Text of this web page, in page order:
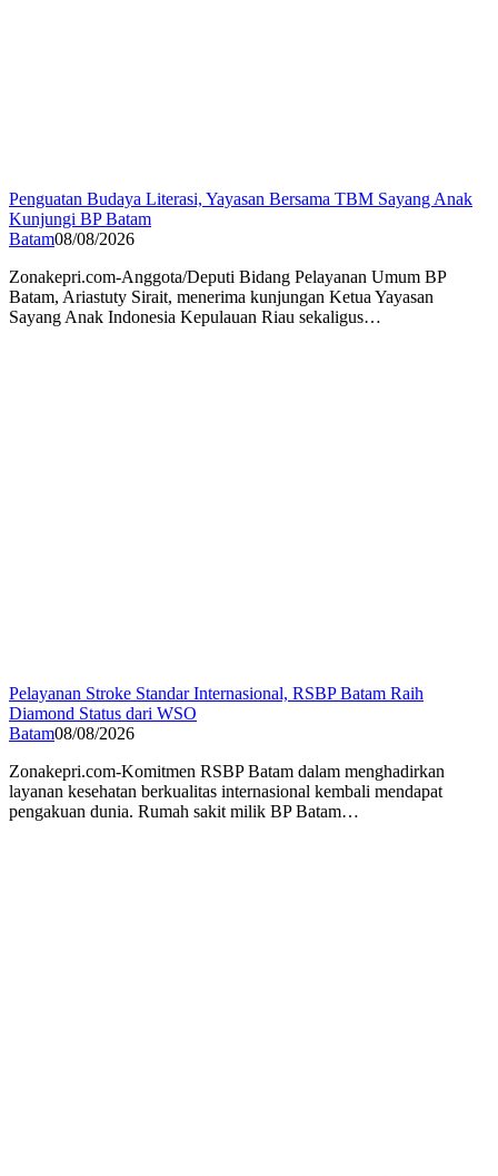
Penguatan Budaya Literasi, Yayasan Bersama TBM Sayang Anak
Kunjungi BP Batam
Batam08/08/2026
Zonakepri.com-Anggota/Deputi Bidang Pelayanan Umum BP
Batam, Ariastuty Sirait, menerima kunjungan Ketua Yayasan
Sayang Anak Indonesia Kepulauan Riau sekaligus…
Pelayanan Stroke Standar Internasional, RSBP Batam Raih
Diamond Status dari WSO
Batam08/08/2026
Zonakepri.com-Komitmen RSBP Batam dalam menghadirkan
layanan kesehatan berkualitas internasional kembali mendapat
pengakuan dunia. Rumah sakit milik BP Batam…